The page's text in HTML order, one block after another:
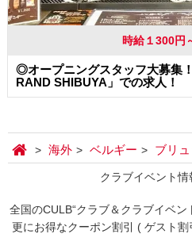
時給１300円
◎オープニングスタッフ大募集
RAND SHIBUYA」での求人！
海外 ベルギー ブリ
クラブイベント
全国のCULB“クラブ＆クラブイベン
更にお得なクーポン割引 ( ゲスト割